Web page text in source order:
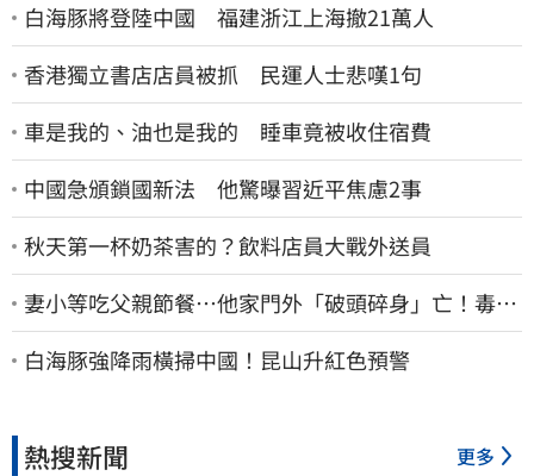
白海豚將登陸中國 福建浙江上海撤21萬人
香港獨立書店店員被抓 民運人士悲嘆1句
車是我的、油也是我的 睡車竟被收住宿費
中國急頒鎖國新法 他驚曝習近平焦慮2事
秋天第一杯奶茶害的？飲料店員大戰外送員
妻小等吃父親節餐⋯他家門外「破頭碎身」亡！毒駕
男一路向南撞死人收押
白海豚強降雨橫掃中國！昆山升紅色預警
熱搜新聞 更多